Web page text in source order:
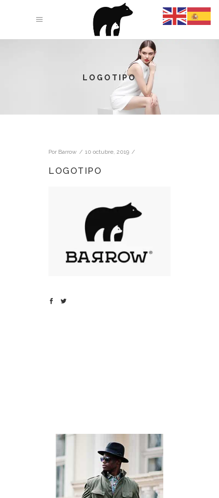
LOGOTIPO
Por Barrow 10 octubre, 2019
LOGOTIPO